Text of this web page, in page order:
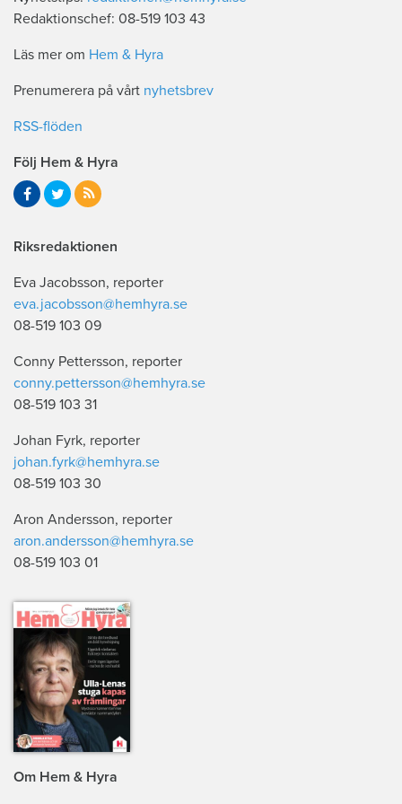
Redaktionschef: 08-519 103 43
Läs mer om Hem & Hyra
Prenumerera på vårt nyhetsbrev
RSS-flöden
Följ Hem & Hyra
Riksredaktionen
Eva Jacobsson, reporter
eva.jacobsson@hemhyra.se
08-519 103 09
Conny Pettersson, reporter
conny.pettersson@hemhyra.se
08-519 103 31
Johan Fyrk, reporter
johan.fyrk@hemhyra.se
08-519 103 30
Aron Andersson, reporter
aron.andersson@hemhyra.se
08-519 103 01
Om Hem & Hyra